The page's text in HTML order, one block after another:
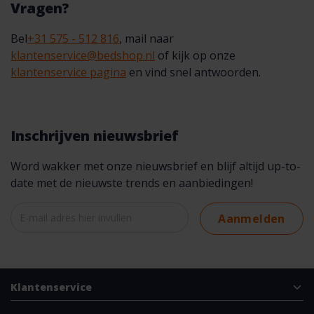
Vragen?
Bel+31 575 - 512 816, mail naar
klantenservice@bedshop.nl of kijk op onze
klantenservice pagina en vind snel antwoorden.
Inschrijven nieuwsbrief
Word wakker met onze nieuwsbrief en blijf altijd up-to-
date met de nieuwste trends en aanbiedingen!
Aanmelden
Klantenservice